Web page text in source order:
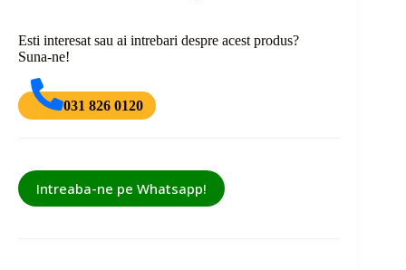
Esti interesat sau ai intrebari despre acest produs?
Suna-ne!
031 826 0120
Intreaba-ne pe Whatsapp!